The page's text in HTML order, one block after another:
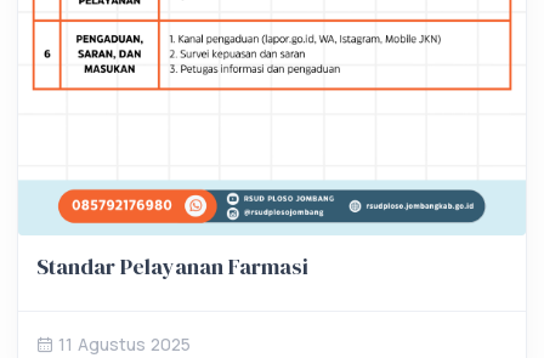
Standar Pelayanan Farmasi
11 Agustus 2025